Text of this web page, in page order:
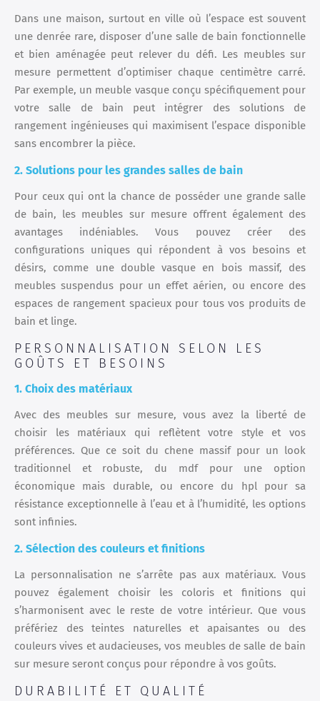
Dans une maison, surtout en ville où l’espace est souvent
une denrée rare, disposer d’une salle de bain fonctionnelle
et bien aménagée peut relever du défi. Les meubles sur
mesure permettent d’optimiser chaque centimètre carré.
Par exemple, un meuble vasque conçu spécifiquement pour
votre salle de bain peut intégrer des solutions de
rangement ingénieuses qui maximisent l’espace disponible
sans encombrer la pièce.
2. Solutions pour les grandes salles de bain
Pour ceux qui ont la chance de posséder une grande salle
de bain, les meubles sur mesure offrent également des
avantages indéniables. Vous pouvez créer des
configurations uniques qui répondent à vos besoins et
désirs, comme une double vasque en bois massif, des
meubles suspendus pour un effet aérien, ou encore des
espaces de rangement spacieux pour tous vos produits de
bain et linge.
PERSONNALISATION SELON LES
GOÛTS ET BESOINS
1. Choix des matériaux
Avec des meubles sur mesure, vous avez la liberté de
choisir les matériaux qui reflètent votre style et vos
préférences. Que ce soit du chene massif pour un look
traditionnel et robuste, du mdf pour une option
économique mais durable, ou encore du hpl pour sa
résistance exceptionnelle à l’eau et à l’humidité, les options
sont infinies.
2. Sélection des couleurs et finitions
La personnalisation ne s’arrête pas aux matériaux. Vous
pouvez également choisir les coloris et finitions qui
s’harmonisent avec le reste de votre intérieur. Que vous
préfériez des teintes naturelles et apaisantes ou des
couleurs vives et audacieuses, vos meubles de salle de bain
sur mesure seront conçus pour répondre à vos goûts.
DURABILITÉ ET QUALITÉ